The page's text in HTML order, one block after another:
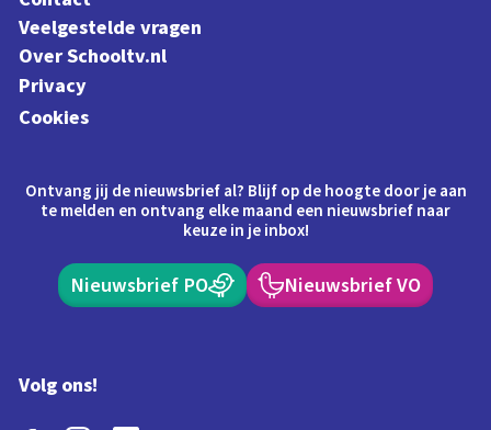
Veelgestelde vragen
Over Schooltv.nl
Privacy
Cookies
Ontvang jij de nieuwsbrief al? Blijf op de hoogte door je aan
te melden en ontvang elke maand een nieuwsbrief naar
keuze in je inbox!
Nieuwsbrief PO Nieuwsbrief VO
Volg ons!